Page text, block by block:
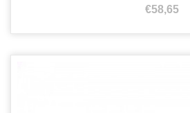
€58,65